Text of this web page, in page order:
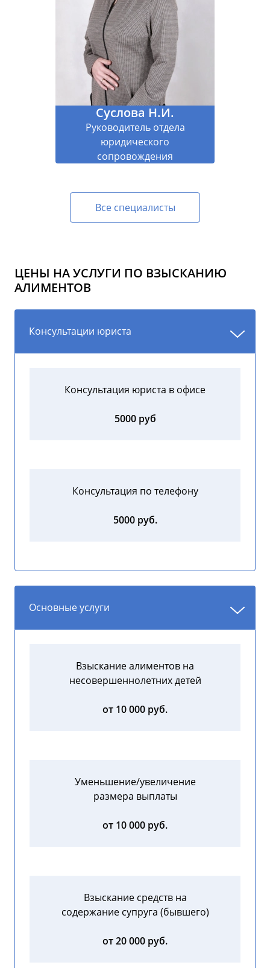
Суслова Н.И.
Руководитель отдела
юридического
сопровождения
Все специалисты
ЦЕНЫ НА УСЛУГИ ПО ВЗЫСКАНИЮ
АЛИМЕНТОВ
Консультации юриста
Консультация юриста в офисе
5000 руб
Консультация по телефону
5000 руб.
Основные услуги
Взыскание алиментов на
несовершеннолетних детей
от 10 000 руб.
Уменьшение/увеличение
размера выплаты
от 10 000 руб.
Взыскание средств на
содержание супруга (бывшего)
от 20 000 руб.